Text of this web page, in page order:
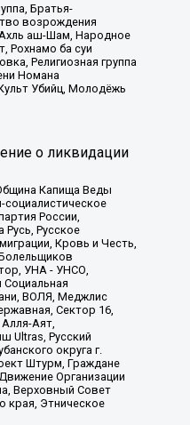
Братья-
возрождения
аш-Шам, Народное
Рохнамо ба суи
Религиозная группа
Номана
Убийц, Молодёжь
о ликвидации
Капища Веды
России,
Русское
Кровь и Честь,
УНА - УНСО,
Социальная
ВОЛЯ, Меджлис
Сектор 16,
Аят,
Ultras, Русский
округа г.
Штурм, Граждане
Организации
Верховный Совет
края, Этническое